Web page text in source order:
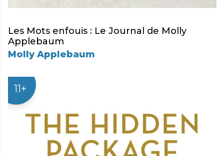
Les Mots enfouis : Le Journal de Molly
Applebaum
Molly Applebaum
11+